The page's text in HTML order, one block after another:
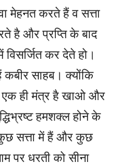
मेहनत करते हैं व सत्ता
है और प्रप्ति के बाद
विसर्जित कर देते हो।
साहब। क्योंकि
ही मंत्र है खाओ और
हमशक्ल होने के
सत्ता में हैं और कुछ
पर धरती को सीना